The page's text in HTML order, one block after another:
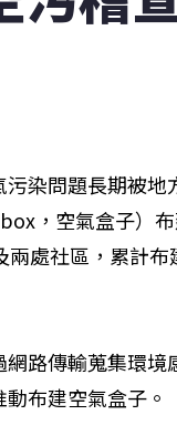
染問題長期被地
，空氣盒子）
處社區，累計布
路傳輸蒐集環境
布建空氣盒子。